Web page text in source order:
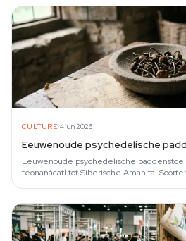
CULTURE·4 jun 2026
Eeuwenoude psychedelische
Eeuwenoude psychedelische
teonanácatl tot Siberische Amanita.